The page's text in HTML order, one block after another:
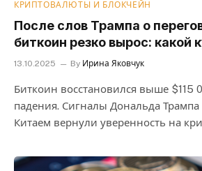
КРИПТОВАЛЮТЫ И БЛОКЧЕЙН
После слов Трампа о
биткоин резко вырос: какой
13.10.2025 By Ирина Яковчук
Биткоин восстановился выше $115
падения. Сигналы Дональда Трампа
Китаем вернули уверенность на